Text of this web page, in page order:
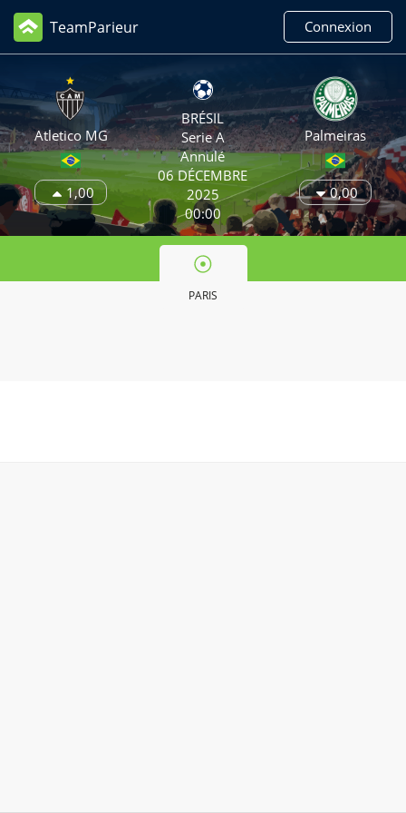
TeamParieur Connexion
Atletico MG
1,00
BRÉSIL
Serie A
Annulé
06 DÉCEMBRE
2025
00:00
Palmeiras
0,00
PARIS